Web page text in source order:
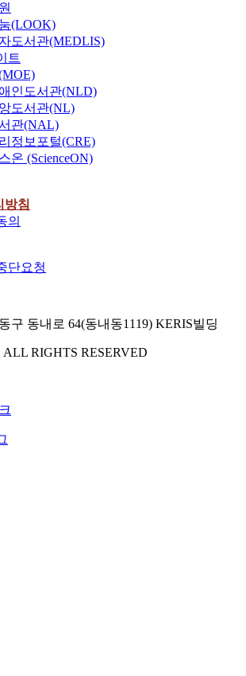
(LOOK)
도서관(MEDLIS)
트
인도서관(NLD)
도서관(NL)
관(NAL)
정보포털(CRE)
온 (ScienceON)
방침
의
단요청
구 동내로 64(동내동1119) KERIS빌딩
RIGHTS RESERVED